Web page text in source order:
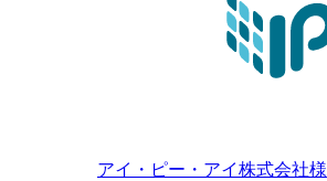
アイ・ピー・アイ株式会社様